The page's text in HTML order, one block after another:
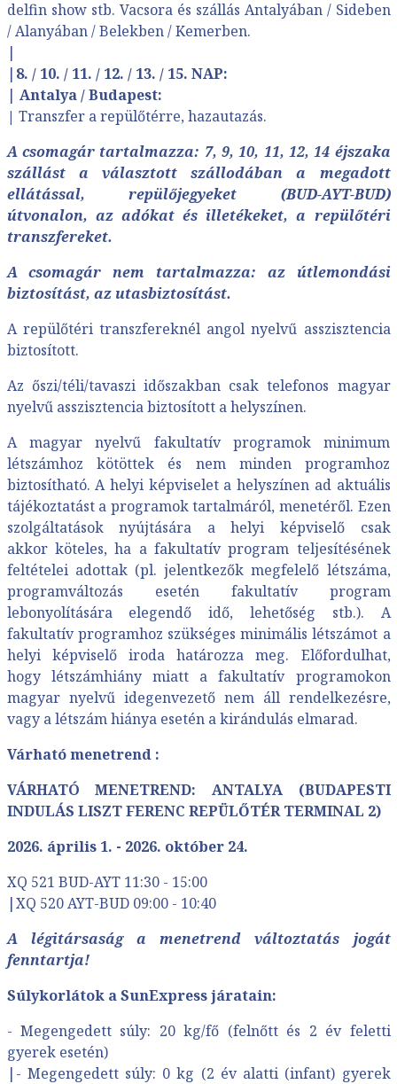
delfin show stb. Vacsora és szállás Antalyában / Sideben
/ Alanyában / Belekben / Kemerben.
|
| 8. / 10. / 11. / 12. / 13. / 15. NAP:
| Antalya / Budapest:
| Transzfer a repülőtérre, hazautazás.
A csomagár tartalmazza: 7, 9, 10, 11, 12, 14 éjszaka
szállást a választott szállodában a megadott
ellátással, repülőjegyeket (BUD-AYT-BUD)
útvonalon, az adókat és illetékeket, a repülőtéri
transzfereket.
A csomagár nem tartalmazza: az útlemondási
biztosítást, az utasbiztosítást.
A repülőtéri transzfereknél angol nyelvű asszisztencia
biztosított.
Az őszi/téli/tavaszi időszakban csak telefonos magyar
nyelvű asszisztencia biztosított a helyszínen.
A magyar nyelvű fakultatív programok minimum
létszámhoz kötöttek és nem minden programhoz
biztosítható. A helyi képviselet a helyszínen ad aktuális
tájékoztatást a programok tartalmáról, menetéről. Ezen
szolgáltatások nyújtására a helyi képviselő csak
akkor köteles, ha a fakultatív program teljesítésének
feltételei adottak (pl. jelentkezők megfelelő létszáma,
programváltozás esetén fakultatív program
lebonyolítására elegendő idő, lehetőség stb.). A
fakultatív programhoz szükséges minimális létszámot a
helyi képviselő iroda határozza meg. Előfordulhat,
hogy létszámhiány miatt a fakultatív programokon
magyar nyelvű idegenvezető nem áll rendelkezésre,
vagy a létszám hiánya esetén a kirándulás elmarad.
Várható menetrend :
VÁRHATÓ MENETREND: ANTALYA (BUDAPESTI
INDULÁS LISZT FERENC REPÜLŐTÉR TERMINAL 2)
2026. április 1. - 2026. október 24.
XQ 521 BUD-AYT 11:30 - 15:00
|XQ 520 AYT-BUD 09:00 - 10:40
A légitársaság a menetrend változtatás jogát
fenntartja!
Súlykorlátok a SunExpress járatain:
- Megengedett súly: 20 kg/fő (felnőtt és 2 év feletti
gyerek esetén)
| - Megengedett súly: 0 kg (2 év alatti (infant) gyerek